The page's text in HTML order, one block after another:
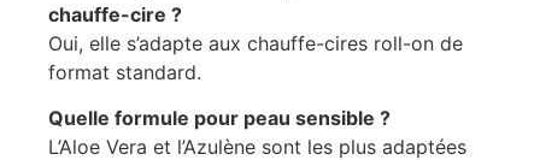
chauffe-cire ?
Oui, elle s’adapte aux chauffe-cires roll-on de
format standard.
Quelle formule pour peau sensible ?
L’Aloe Vera et l’Azulène sont les plus adaptées